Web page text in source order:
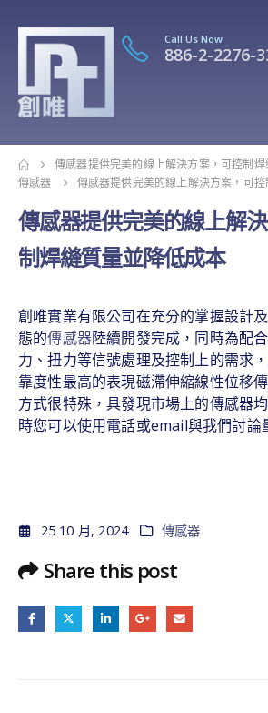
Call Us Now
886-2-2276-
傳感器提供完美的線上解決方案，可控制
傳感器
傳感器提供完美的線上解決方案，可
傳感器提供完美的線上解
制焊縫質量並降低成本
創唯實業有限公司在充分的掌握設計
態的傳感器陸續開發完成，同時為配
力、扭力等信號處理及控制上的需求
靠度性最高的表現磁滯伸縮線性位移
方式很特殊，具發現市場上的傳感器
時您可以使用電話或email與我們討論
25 10 月, 2024 傳感器
Share this post